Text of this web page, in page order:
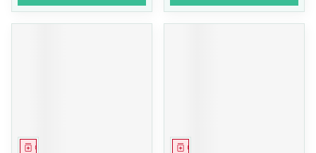
Geneesmiddel Geneesmiddel